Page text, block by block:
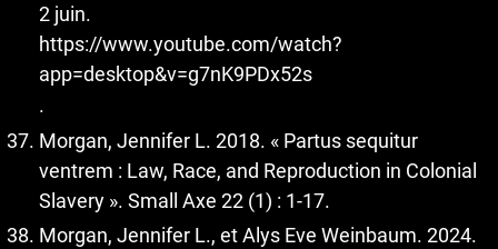
2 juin.
https://www.youtube.com/watch?
app=desktop&v=g7nK9PDx52s
.
Morgan, Jennifer L. 2018. « Partus sequitur
ventrem : Law, Race, and Reproduction in Colonial
Slavery ». Small Axe 22 (1) : 1-17.
Morgan, Jennifer L., et Alys Eve Weinbaum. 2024.